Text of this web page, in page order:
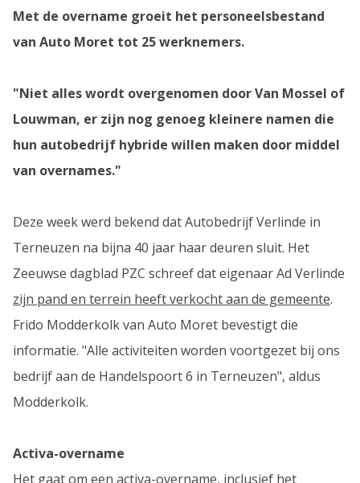
Met de overname groeit het personeelsbestand
van Auto Moret tot 25 werknemers.
"Niet alles wordt overgenomen door Van Mossel of
Louwman, er zijn nog genoeg kleinere namen die
hun autobedrijf hybride willen maken door middel
van overnames."
Deze week werd bekend dat Autobedrijf Verlinde in
Terneuzen na bijna 40 jaar haar deuren sluit. Het
Zeeuwse dagblad PZC schreef dat eigenaar Ad Verlinde
zijn pand en terrein heeft verkocht aan de gemeente.
Frido Modderkolk van Auto Moret bevestigt die
informatie. "Alle activiteiten worden voortgezet bij ons
bedrijf aan de Handelspoort 6 in Terneuzen", aldus
Modderkolk.
Activa-overname
Het gaat om een activa-overname, inclusief het